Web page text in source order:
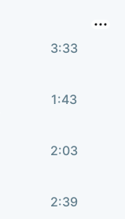
3:33
1:43
2:03
2:39